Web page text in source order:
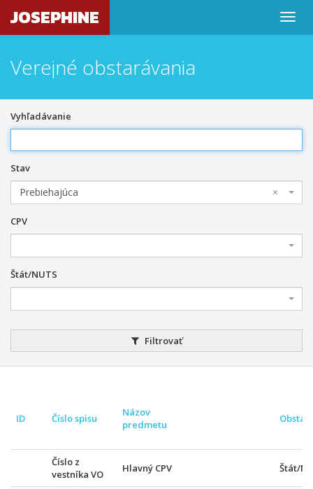
JOSEPHINE
Verejné obstarávania
Vyhľadávanie
Stav
×
Prebiehajúca
CPV
Štát/NUTS
Filtrovať
ID Číslo spisu
Názov
predmetu
Číslo z
vestníka VO
Hlavný CPV Štát/